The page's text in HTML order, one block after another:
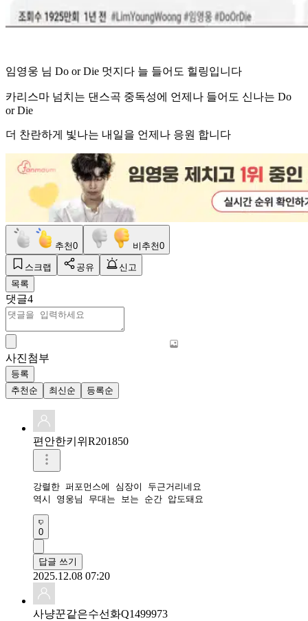
임영웅 님 Do or Die 멋지다 늘 들어도 힐링입니다
카리스마 넘치는 댄스곡 중독성에 언제나 들어도 신나는 Do
or Die
더 찬란하게 빛나는 내일을 언제나 응원 합니다
추천0 비추천0
스크랩 공유
신고
목록
댓글4
사진첨부
등록
추천순
최신순 등록순
편안한키위R201850
강렬한 퍼포먼스에 심장이 두근거리네요
역시 영웅님 무대는 보는 순간 압도돼요
0
답글 쓰기
2025.12.08 07:20
사냥꾼같은수선화Q1499973